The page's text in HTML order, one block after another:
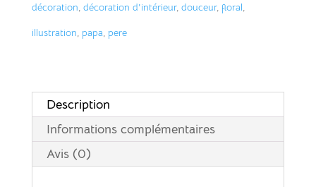
décoration, décoration d'intérieur, douceur, floral,
illustration, papa, pere
Description
Informations complémentaires
Avis (0)